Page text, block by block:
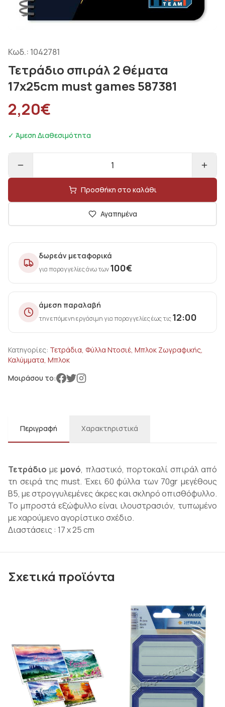
Κωδ.: 1042781
Τετράδιο σπιράλ 2 θέματα
17x25cm must games 587381
2,20€
✓ Άμεση Διαθεσιμότητα
1
Προσθήκη στο καλάθι
Αγαπημένα
δωρεάν μεταφορικά
για παραγγελίες άνω των100€
άμεση παραλαβή
την επόμενη εργάσιμη για παραγγελίες έως τις12:00
Κατηγορίες: Τετράδια, Φύλλα Ντοσιέ, Μπλοκ Ζωγραφικής,
Καλύμματα, Μπλοκ
Μοιράσου το:
Περιγραφή Χαρακτηριστικά
Τετράδιο με μονό, πλαστικό, πορτοκαλί σπιράλ από
τη σειρά της must. Έχει 60 φύλλα των 70gr μεγέθους
B5, με στρογγυλεμένες άκρες και σκληρό οπισθόφυλλο.
Το μπροστά εξώφυλλο είναι ιλουστρασιόν, τυπωμένο
με χαρούμενο αγορίστικο σχέδιο.
Διαστάσεις : 17 x 25 cm
Σχετικά προϊόντα